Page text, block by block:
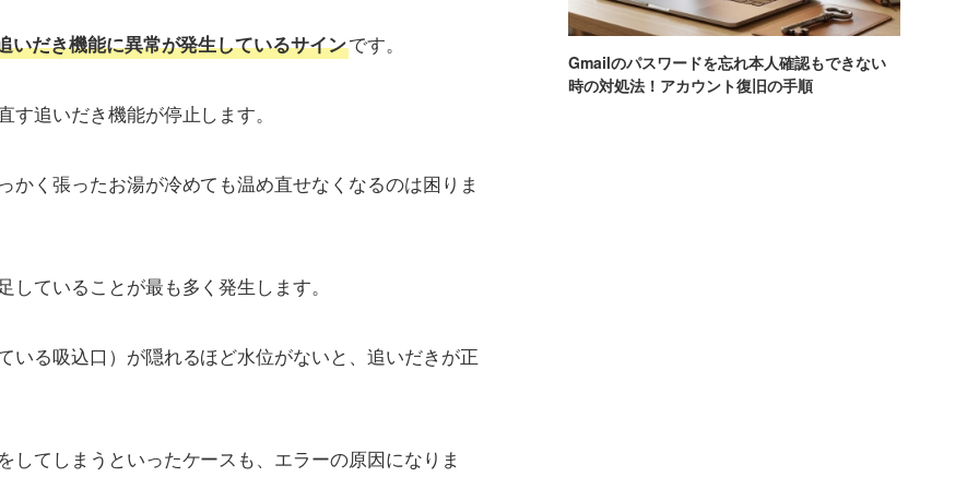
いだき機能に異常が発生しているサインです。
追いだき機能が停止します。
く張ったお湯が冷めても温め直せなくなるのは困りま
ていることが最も多く発生します。
る吸込口）が隠れるほど水位がないと、追いだきが正
てしまうといったケースも、エラーの原因になりま
Gmailのパスワードを忘れ本人確認もできない
時の対処法！アカウント復旧の手順